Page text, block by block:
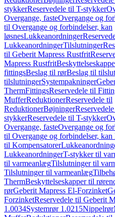
stykkerReservedele til T-stykker
Overgange, fasteOvergange og
til Overgange og forbindelser, kan
løsnesLukkeanordninger
LukkeanordningerTilslutninger
til Geberit Mapress Rustfrit
Mapress Rustfrit
fittingsBeslag til rørBeslag til
tilslutningerSystempakninger
ThermFittingsReservedele til
MufferReduktionerReservedele til
ReduktionerBøjninger
stykkerReservedele til T-stykker
Overgange, fasteOvergange og
til Overgange og forbindelser, kan
til Kompensatorer
LukkeanordningerT-stykker til
til varmeanlægTilslutninger til
Tilslutninger til varmeanlæg
ThermBeskyttelseskapper til
rørGeberit Mapress El-Forzinket
ForzinketReservedele til Geberit
1.0034Systemrør 1.0215Nippelrør